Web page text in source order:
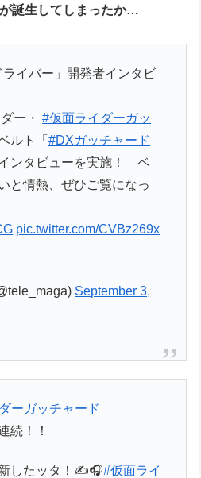
誕生してしまったか…
ライバー」開発者インタビ
ダー・#仮面ライダーガッ
ルト「#DXガッチャード
ンタビューを実施！ ベ
と情熱、ぜひご覧になっ
pic.twitter.com/CVBz269x
September 3,
ーガッチャード
続！！
したッタ！✍️🎧#仮面ライ